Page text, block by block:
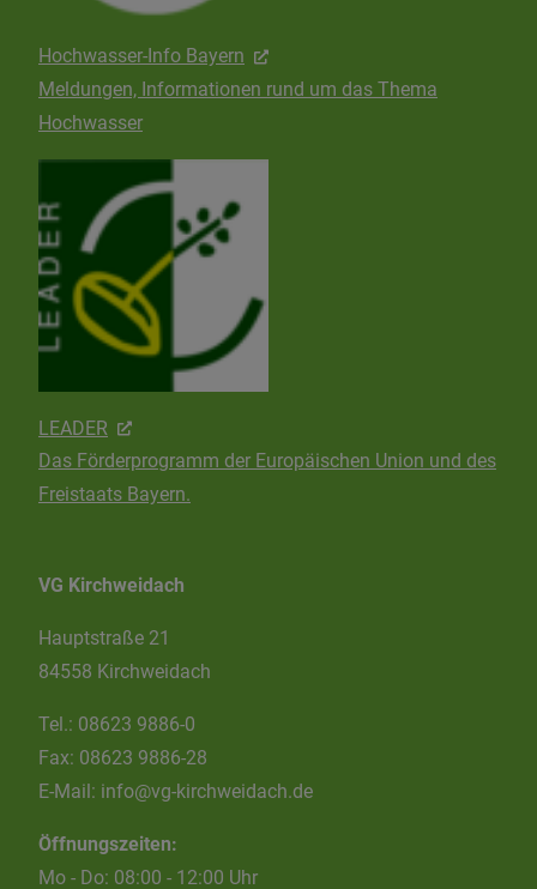
Hochwasser-Info Bayern
Meldungen, Informationen rund um das Thema
Hochwasser
LEADER
Das Förderprogramm der Europäischen Union und des
Freistaats Bayern.
VG Kirchweidach
Hauptstraße 21
84558 Kirchweidach
Tel.: 08623 9886-0
Fax: 08623 9886-28
E-Mail: info@vg-kirchweidach.de
Öffnungszeiten:
Mo - Do: 08:00 - 12:00 Uhr